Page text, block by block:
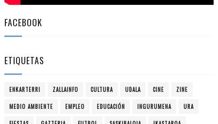
FACEBOOK
ETIQUETAS
ENKARTERRI ZALLAINFO CULTURA UDALA CINE ZINE
MEDIO AMBIENTE EMPLEO EDUCACIÓN INGURUMENA URA